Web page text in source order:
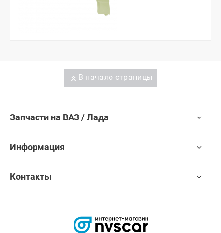
В начало страницы
Запчасти на ВАЗ / Лада
Информация
Контакты